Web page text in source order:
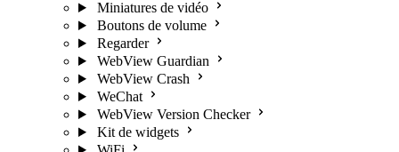
Miniatures de vidéo
Boutons de volume
Regarder
WebView Guardian
WebView Crash
WeChat
WebView Version Checker
Kit de widgets